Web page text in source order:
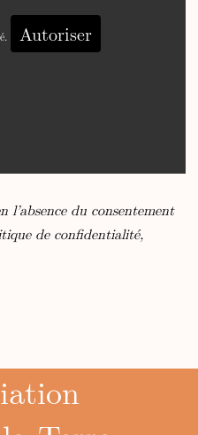
Autoriser
l’absence du consentement
de confidentialité,